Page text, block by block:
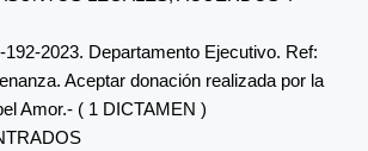
192-2023. Departamento Ejecutivo. Ref:
Aceptar donación realizada por la
Amor.- ( 1 DICTAMEN )